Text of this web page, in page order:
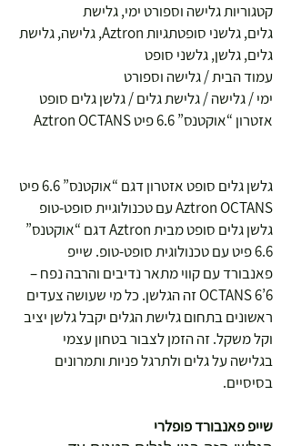
קטגוריות גלישה וספורט ימי, גלישת
גלים, גלשני סופטתגיות Aztron, גלישה, גלישת
גלים, גלשן, גלשני סופט
עמוד הבית / גלישה וספורט
ימי / גלישה / גלישת גלים / גלשן גלים סופט
אזטרון “אוקטנס” 6.6 פיט Aztron OCTANS
גלשן גלים סופט אזטרון דגם “אוקטנס” 6.6 פיט
Aztron OCTANS עם טכנולוגיית סופט-טופ
גלשן גלים סופט מבית Aztron דגם “אוקטנס”
6.6 פיט עם טכנולוגית סופט-טופ. שייפ
פאנבורד עם קווי מתאר נדיבים והרבה נפח –
OCTANS 6’6 זה הגלשן. כל מי שעושה צעדים
ראשונים בתחום גלישת הגלים יקבל גלשן יציב
וקל משקל. זה הזמן לצבור בטחון עצמי
בגלישה על גלים ולתרגל פניות ותמרונים
בסיסיים.
שייפ פאנבורד פופלרי